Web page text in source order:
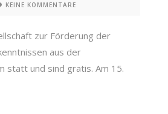
KEINE KOMMENTARE
zur Förderung der
aus der
statt und sind gratis. Am 15.